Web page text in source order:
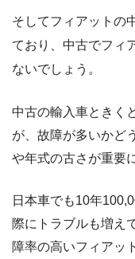
そしてフィアットの
ており、中古でフィ
ないでしょう。
中古の輸入車ときく
が、故障が多いかど
や年式の古さが重要
日本車でも10年
際にトラブルも増え
障率の高いフィアッ